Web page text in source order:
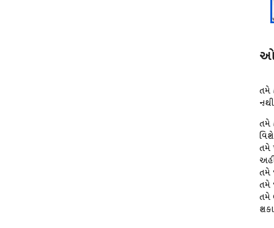
તમે
તમે
તમે
તમે
તમે
તમે